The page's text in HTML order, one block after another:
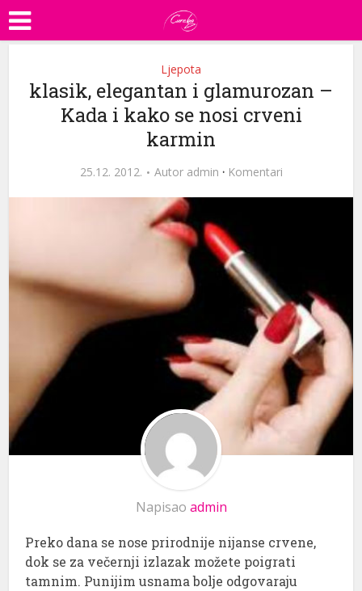
Ljepota
klasik, elegantan i glamurozan –
Kada i kako se nosi crveni
karmin
25.12. 2012. Autor admin · Komentari
Napisao admin
Preko dana se nose prirodnije nijanse crvene,
dok se za večernji izlazak možete poigrati
tamnim. Punijim usnama bolje odgovaraju